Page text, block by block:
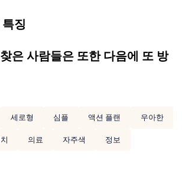
징
은 사람들은 또한 다음에 또 방
세로형 심플 액션 플랜
우아한
의료 자주색 정보